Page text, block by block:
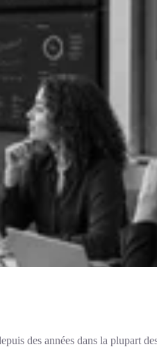
des années dans la plupart